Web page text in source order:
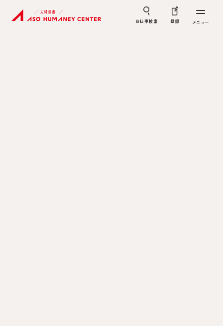
お仕事検索 登録